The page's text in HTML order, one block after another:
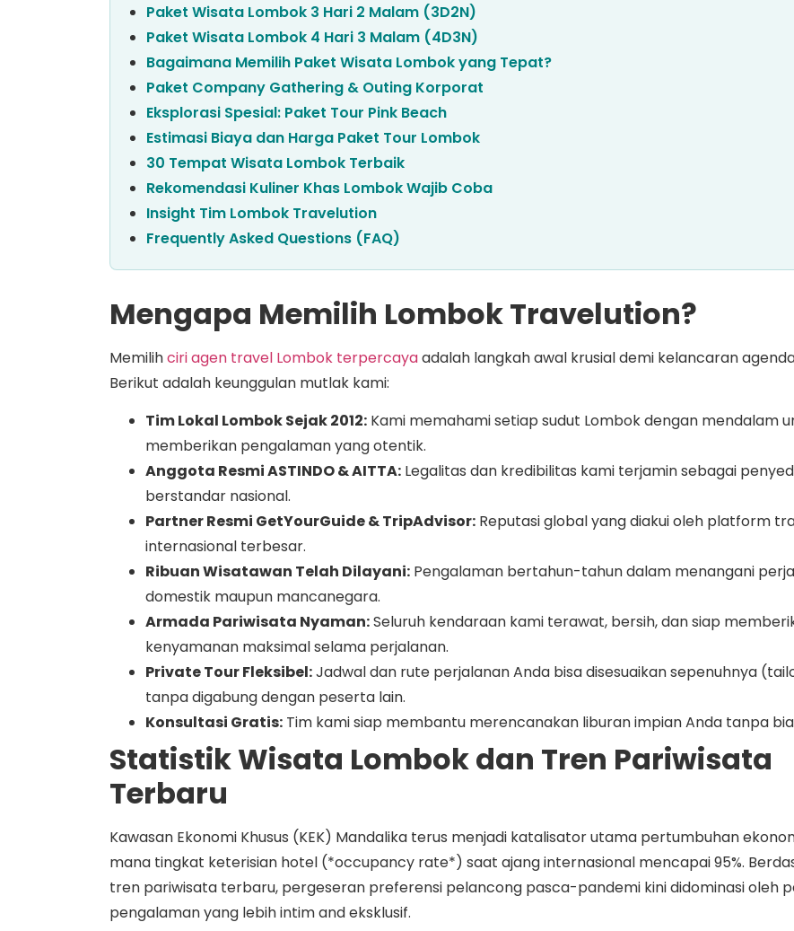
Paket Wisata Lombok 3 Hari 2 Malam (3D2N)
Paket Wisata Lombok 4 Hari 3 Malam (4D3N)
Bagaimana Memilih Paket Wisata Lombok yang Tepat?
Paket Company Gathering & Outing Korporat
Eksplorasi Spesial: Paket Tour Pink Beach
Estimasi Biaya dan Harga Paket Tour Lombok
30 Tempat Wisata Lombok Terbaik
Rekomendasi Kuliner Khas Lombok Wajib Coba
Insight Tim Lombok Travelution
Frequently Asked Questions (FAQ)
Mengapa Memilih Lombok Travelution?
Memilihciri agen travel Lombok terpercayaadalah langkah awal krusial demi kelancaran
Berikut adalah keunggulan mutlak kami:
Tim Lokal Lombok Sejak 2012: Kami memahami setiap sudut Lombok dengan mendalam
memberikan pengalaman yang otentik.
Anggota Resmi ASTINDO & AITTA: Legalitas dan kredibilitas kami terjamin sebagai
berstandar nasional.
Partner Resmi GetYourGuide & TripAdvisor: Reputasi global yang diakui oleh platform
internasional terbesar.
Ribuan Wisatawan Telah Dilayani: Pengalaman bertahun-tahun dalam menangani
domestik maupun mancanegara.
Armada Pariwisata Nyaman:Seluruh kendaraan kami terawat, bersih, dan siap
kenyamanan maksimal selama perjalanan.
Private Tour Fleksibel:Jadwal dan rute perjalanan Anda bisa disesuaikan sepenuhnya
tanpa digabung dengan peserta lain.
Konsultasi Gratis: Tim kami siap membantu merencanakan liburan impian Anda tanpa
Statistik Wisata Lombok dan Tren Pariwisata
Terbaru
Kawasan Ekonomi Khusus (KEK) Mandalika terus menjadi katalisator utama pertumbuhan
mana tingkat keterisian hotel (*occupancy rate*) saat ajang internasional mencapai 95%.
tren pariwisata terbaru, pergeseran preferensi pelancong pasca-pandemi kini didominasi oleh
pengalaman yang lebih intim and eksklusif.